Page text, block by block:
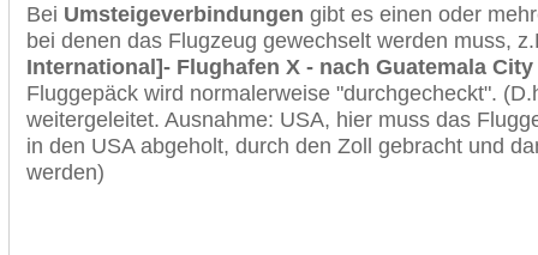
Bei Umsteigeverbindungen gibt es einen oder
bei denen das Flugzeug gewechselt werden muss,
International]- Flughafen X - nach Guatemala
Fluggepäck wird normalerweise "durchgecheckt".
weitergeleitet. Ausnahme: USA, hier muss das
in den USA abgeholt, durch den Zoll gebracht und
werden)